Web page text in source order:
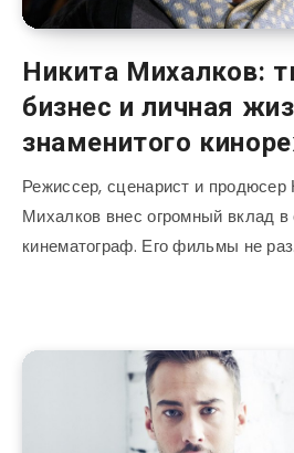
Никита Михалков:
бизнес и личная
знаменитого
Режиссер, сценарист и продюсер
Михалков внес огромный вклад в
кинематограф. Его фильмы не